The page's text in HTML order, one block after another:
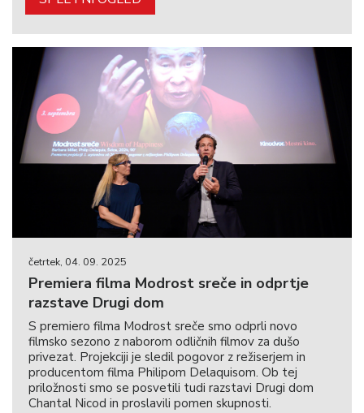
četrtek, 04. 09. 2025
Premiera filma Modrost sreče in odprtje
razstave Drugi dom
S premiero filma Modrost sreče smo odprli novo
filmsko sezono z naborom odličnih filmov za dušo
privezat. Projekciji je sledil pogovor z režiserjem in
producentom filma Philipom Delaquisom. Ob tej
priložnosti smo se posvetili tudi razstavi Drugi dom
Chantal Nicod in proslavili pomen skupnosti.